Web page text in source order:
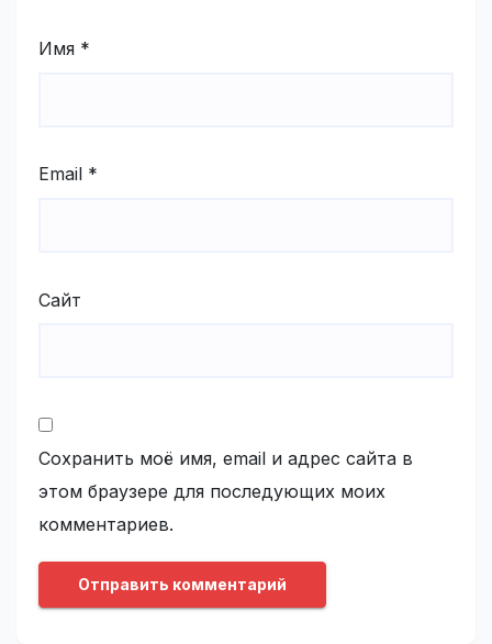
Имя *
Email *
Сайт
Сохранить моё имя, email и адрес сайта в
этом браузере для последующих моих
комментариев.